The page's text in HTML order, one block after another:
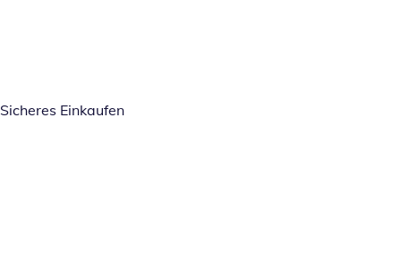
Sicheres Einkaufen